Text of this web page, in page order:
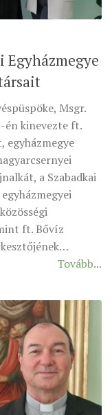
Egyházmegye
Msgr.
én kinevezte ft.
egyházmegye
a Szabadkai
ft. Bővíz
Tovább...